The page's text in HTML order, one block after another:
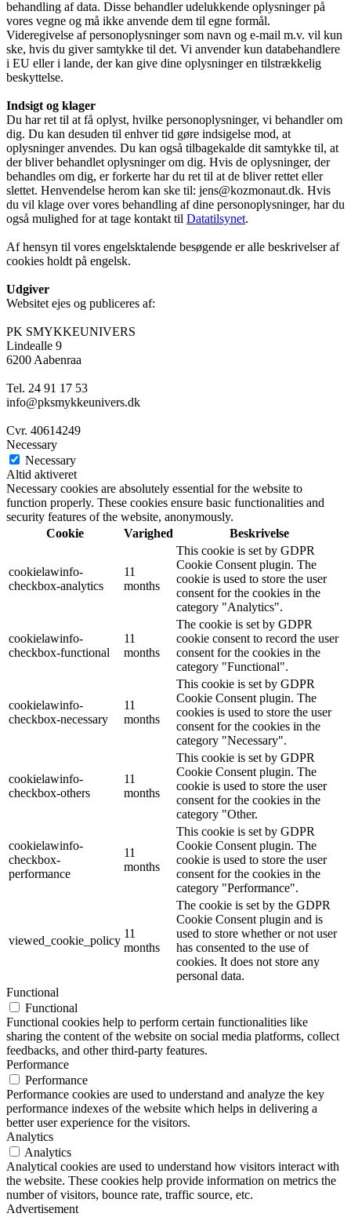
behandling af data. Disse behandler udelukkende oplysninger på
vores vegne og må ikke anvende dem til egne formål.
Videregivelse af personoplysninger som navn og e-mail m.v. vil kun
ske, hvis du giver samtykke til det. Vi anvender kun databehandlere
i EU eller i lande, der kan give dine oplysninger en tilstrækkelig
beskyttelse.
Indsigt og klager
Du har ret til at få oplyst, hvilke personoplysninger, vi behandler om
dig. Du kan desuden til enhver tid gøre indsigelse mod, at
oplysninger anvendes. Du kan også tilbagekalde dit samtykke til, at
der bliver behandlet oplysninger om dig. Hvis de oplysninger, der
behandles om dig, er forkerte har du ret til at de bliver rettet eller
slettet. Henvendelse herom kan ske til: jens@kozmonaut.dk. Hvis
du vil klage over vores behandling af dine personoplysninger, har du
også mulighed for at tage kontakt til Datatilsynet.
Af hensyn til vores engelsktalende besøgende er alle beskrivelser af
cookies holdt på engelsk.
Udgiver
Websitet ejes og publiceres af:
PK SMYKKEUNIVERS
Lindealle 9
6200 Aabenraa
Tel. 24 91 17 53
info@pksmykkeunivers.dk
Cvr. 40614249
Necessary
Necessary
Altid aktiveret
Necessary cookies are absolutely essential for the website to
function properly. These cookies ensure basic functionalities and
security features of the website, anonymously.
Cookie
Varighed Beskrivelse
cookielawinfo-
checkbox-analytics
11
months
This cookie is set by GDPR
Cookie Consent plugin. The
cookie is used to store the user
consent for the cookies in the
category "Analytics".
cookielawinfo-
checkbox-functional
11
months
The cookie is set by GDPR
cookie consent to record the user
consent for the cookies in the
category "Functional".
cookielawinfo-
checkbox-necessary
11
months
This cookie is set by GDPR
Cookie Consent plugin. The
cookies is used to store the user
consent for the cookies in the
category "Necessary".
cookielawinfo-
checkbox-others
11
months
This cookie is set by GDPR
Cookie Consent plugin. The
cookie is used to store the user
consent for the cookies in the
category "Other.
cookielawinfo-
checkbox-
performance
11
months
This cookie is set by GDPR
Cookie Consent plugin. The
cookie is used to store the user
consent for the cookies in the
category "Performance".
viewed_cookie_policy
11
months
The cookie is set by the GDPR
Cookie Consent plugin and is
used to store whether or not user
has consented to the use of
cookies. It does not store any
personal data.
Functional
Functional
Functional cookies help to perform certain functionalities like
sharing the content of the website on social media platforms, collect
feedbacks, and other third-party features.
Performance
Performance
Performance cookies are used to understand and analyze the key
performance indexes of the website which helps in delivering a
better user experience for the visitors.
Analytics
Analytics
Analytical cookies are used to understand how visitors interact with
the website. These cookies help provide information on metrics the
number of visitors, bounce rate, traffic source, etc.
Advertisement